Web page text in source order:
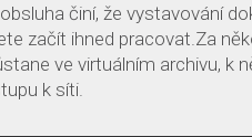
činí, že vystavování
začít ihned pracovat.Za
ve virtuálním archivu,
k síti.